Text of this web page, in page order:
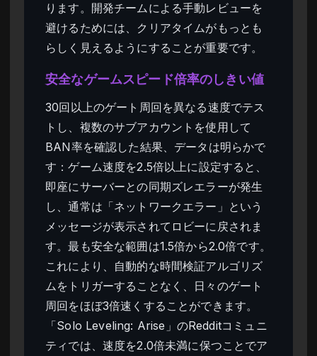
ります。開発チームによる手動レビューを
避けるためには、クリアタイムがもっとも
らしく見えるようにすることが重要です。
安全なゲームスピード倍率のしきい値
30回以上のゲート周回を異なる速度でテス
トし、複数のサブアカウントを使用して
BAN率を確認した結果、データは明らかで
す：ゲーム速度を2.5倍以上に設定すると、
即座にサーバーとの同期ズレエラーが発生
し、通常は「ネットワークエラー」という
メッセージが表示されてロビーに戻されま
す。最も安全な範囲は1.5倍から2.0倍です。
これにより、自動的な時間検証アルゴリズ
ムをトリガーすることなく、日々のゲート
周回をほぼ3倍速くすることができます。
「Solo Leveling: Arise」のRedditコミュニ
ティでは、速度を2.0倍未満に保つことでア